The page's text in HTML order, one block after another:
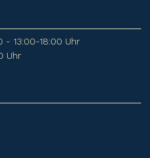
- 13:00-18:00 Uhr
Uhr